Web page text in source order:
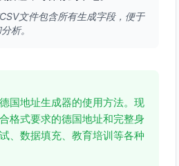
文件包含所有生成字段，便于
析。
国地址生成器的使用方法。现
格式要求的德国地址和完整身
、数据填充、教育培训等各种